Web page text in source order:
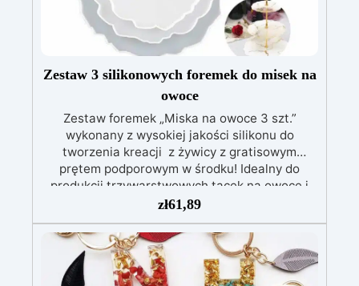
łatwy w utrzymaniu w doskonałym stanie. Jeśli
chcesz nakładać żywice równomiernie i
precyzyjnie oraz oszczędzać pieniądze dzięki
narzędziu wielokrotnego użytku, kup już teraz
nasz pędzel z silikonu do żywic!
Zestaw 3 silikonowych foremek do misek na
owoce
Zestaw foremek „Miska na owoce 3 szt.”
wykonany z wysokiej jakości silikonu do
tworzenia kreacji z żywicy z gratisowym
prętem podporowym w środku! Idealny do
produkcji trzywarstwowych tacek na owoce i
desery, podstawek, artykułów dekoracyjnych
oraz dekoracji domu i biura, produkt ten może
być ponownie używany przez lata. Zestaw
zawiera: Formy silikonowe: D. 155 mm – 1 szt. D.
205 mm – 1 szt. D.255 mm – 1 szt. Gratis drążek
zł61,89